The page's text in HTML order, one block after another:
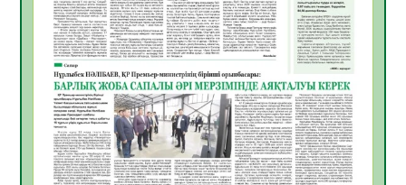
Өңірде «Кең дала-2» бағдарламасы арқылы
80 шаруашылық қаржыландырылды
09.08.2026
23
Жер ресурстары тиімді игерілуде
09.08.2026
24
Ел игілігі үшін еңбек етіп жүрген
құрылысшыларға құрмет көрсетті